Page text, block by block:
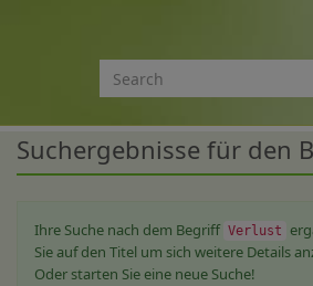
Suchergebnisse für den
Ihre Suche nach dem Begriff Verlust
Sie auf den Titel um sich weitere Details
Oder starten Sie eine neue Suche!